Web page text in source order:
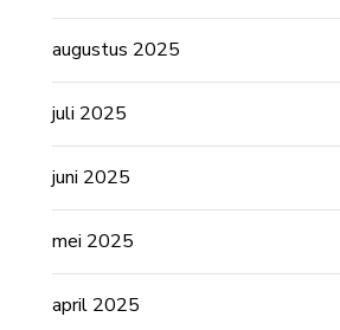
augustus 2025
juli 2025
juni 2025
mei 2025
april 2025